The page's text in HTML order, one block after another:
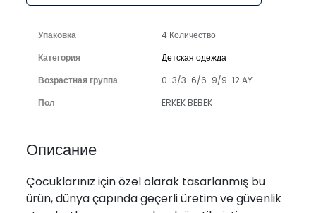
Упаковка
4 Количество
Категория
Детская одежда
Возрастная группа
0-3/3-6/6-9/9-12 AY
Пол
ERKEK BEBEK
Описание
Çocuklarınız için özel olarak tasarlanmış bu
ürün, dünya çapında geçerli üretim ve güvenlik